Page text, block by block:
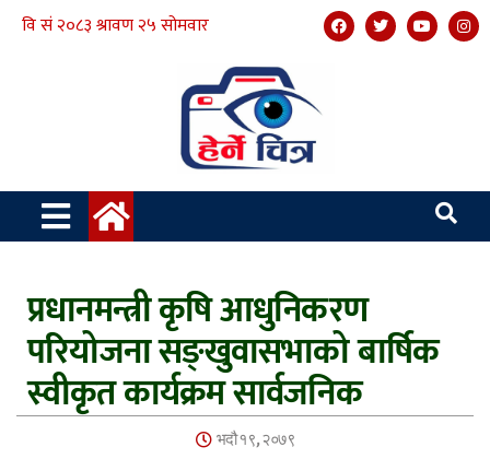
प्रधानमन्त्री कृषि आधुनिकरण
परियोजना सङ्खुवासभाको बार्षिक
स्वीकृत कार्यक्रम सार्वजनिक
भदौ १९, २०७९